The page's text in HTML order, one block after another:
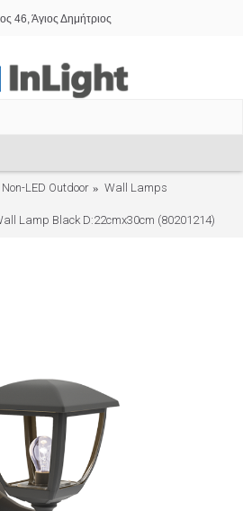
46, Άγιος Δημήτριος
Non-LED Outdoor
Wall Lamps
Lamp Black D:22cmx30cm (80201214)